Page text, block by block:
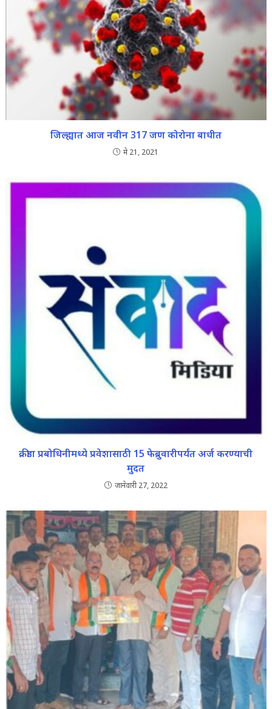
जिल्ह्यात आज नवीन 317 जण कोरोना बाधीत
मे 21, 2021
क्रीडा प्रबोधिनीमध्ये प्रवेशासाठी 15 फेब्रुवारीपर्यंत अर्ज करण्याची
मुदत
जानेवारी 27, 2022